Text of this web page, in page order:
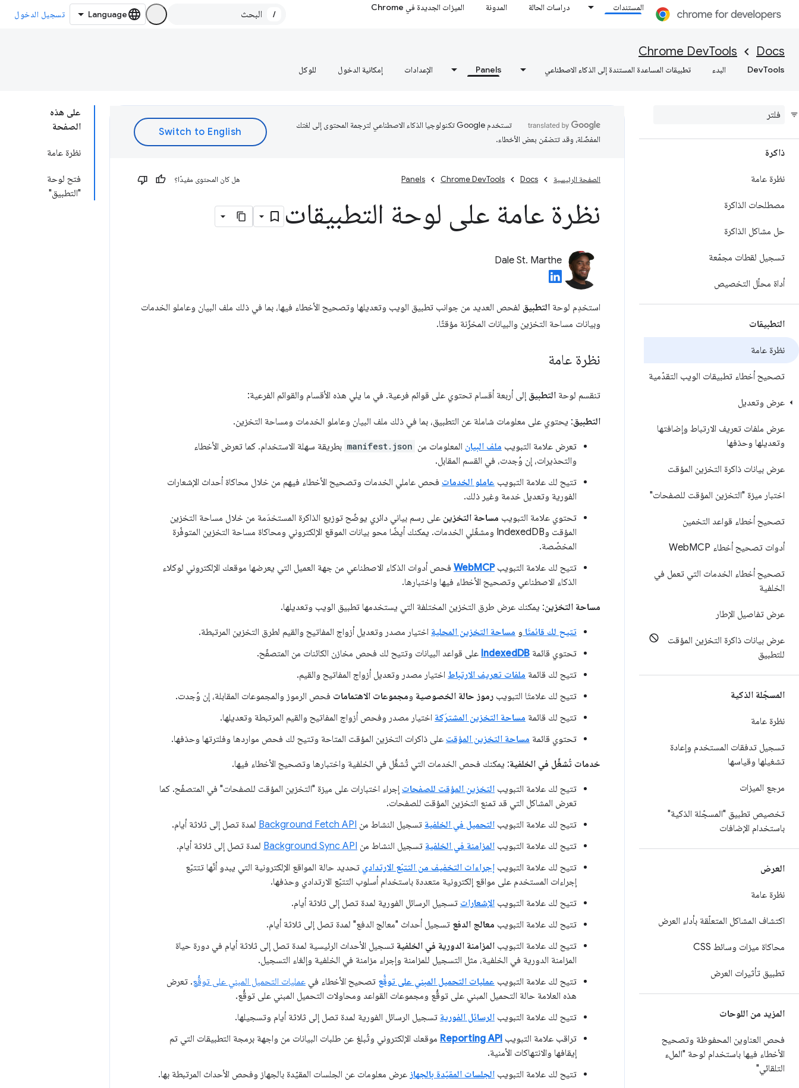
المستندات دراسات الحالة المدونة الميزات الجديدة في Chrome
/ تسجيل الدخول
Docs
Chrome DevTools
DevTools البدء تطبيقات المساعدة المستندة إلى الذكاء الاصطناعي Panels الإعدادات إمكانية الدخول للوكل
الحصول على إحصاءات قابلة للاستخدام
حول أداء موقعك الإلكتروني
حفظ بيانات تتبُّع الأداء
تحسين سرعة الويب
ذاكرة
نظرة عامة
مصطلحات الذاكرة
حل مشاكل الذاكرة
تسجيل لقطات مجمّعة
أداة محلّل التخصيص
التطبيقات
نظرة عامة
تصحيح أخطاء تطبيقات الويب التقدّمية
عرض وتعديل
عرض ملفات تعريف الارتباط وإضافتها
وتعديلها وحذفها
عرض بيانات ذاكرة التخزين المؤقت
اختبار ميزة "التخزين المؤقت للصفحات"
تصحيح أخطاء قواعد التخمين
أدوات تصحيح أخطاء Web MCP
تصحيح أخطاء الخدمات التي تعمل في
الخلفية
عرض تفاصيل الإطار
عرض بيانات ذاكرة التخزين المؤقت
للتطبيق
المسجّلة الذكية
نظرة عامة
تسجيل تدفقات المستخدم وإعادة
تشغيلها وقياسها
مرجع الميزات
تخصيص تطبيق "المسجّلة الذكية"
باستخدام الإضافات
العرض
نظرة عامة
اكتشاف المشاكل المتعلّقة بأداء العرض
محاكاة ميزات وسائط CSS
تطبيق تأثيرات العرض
المزيد من اللوحات
فحص العناوين المحفوظة وتصحيح
الأخطاء فيها باستخدام لوحة "الملء
التلقائي"
على هذه
الصفحة
نظرة عامة
فتح لوحة
"التطبيق"
تستخدم Google تكنولوجيا الذكاء الاصطناعي لترجمة المحتوى إلى لغتك
المفضّلة، وقد تتضمّن بعض الأخطاء.
الصفحة الرئيسية Docs
Chrome DevTools
Panels هل كان المحتوى مفيدًا؟
نظرة عامة على لوحة التطبيقات
Dale St. Marthe
استخدِم لوحة التطبيق لفحص العديد من جوانب تطبيق الويب وتعديلها وتصحيح الأخطاء فيها، بما في ذلك ملف البيان وعاملو الخدمات
وبيانات مساحة التخزين والبيانات المخزّنة مؤقتًا.
نظرة عامة
تنقسم لوحة التطبيق إلى أربعة أقسام تحتوي على قوائم فرعية. في ما يلي هذه الأقسام والقوائم الفرعية:
التطبيق: يحتوي على معلومات شاملة عن التطبيق، بما في ذلك ملف البيان وعاملو الخدمات ومساحة التخزين.
تعرض علامة التبويب ملف البيان المعلومات من manifest.json بطريقة سهلة الاستخدام. كما تعرض الأخطاء
والتحذيرات، إن وُجدت، في القسم المقابل.
تتيح لك علامة التبويب عاملو الخدمات فحص عاملي الخدمات وتصحيح الأخطاء فيهم من خلال محاكاة أحداث الإشعارات
الفورية وتعديل خدمة وغير ذلك.
تحتوي علامة التبويب مساحة التخزين على رسم بياني دائري يوضّح توزيع الذاكرة المستخدَمة من خلال مساحة التخزين
المؤقت وIndexedDB ومشغّلي الخدمات. يمكنك أيضًا محو بيانات الموقع الإلكتروني ومحاكاة مساحة التخزين المتوفّرة
المخصّصة.
تتيح لك علامة التبويبWebMCP فحص أدوات الذكاء الاصطناعي من جهة العميل التي يعرضها موقعك الإلكتروني لوكلاء
الذكاء الاصطناعي وتصحيح الأخطاء فيها واختبارها.
مساحة التخزين: يمكنك عرض طرق التخزين المختلفة التي يستخدمها تطبيق الويب وتعديلها.
تتيح لك قائمتَا و مساحة التخزين المحلية اختيار مصدر وتعديل أزواج المفاتيح والقيم لطرق التخزين المرتبطة.
تحتوي قائمة IndexedDB على قواعد البيانات وتتيح لك فحص مخازن الكائنات من المتصفّح.
تتيح لك قائمة ملفات تعريف الارتباط اختيار مصدر وتعديل أزواج المفاتيح والقيم.
تتيح لك علامتَا التبويب رموز حالة الخصوصية ومجموعات الاهتمامات فحص الرموز والمجموعات المقابلة، إن وُجدت.
تتيح لك قائمة مساحة التخزين المشترَكة اختيار مصدر وفحص أزواج المفاتيح والقيم المرتبطة وتعديلها.
تحتوي قائمة مساحة التخزين المؤقت على ذاكرات التخزين المؤقت المتاحة وتتيح لك فحص مواردها وفلترتها وحذفها.
خدمات تُشغَّل في الخلفية: يمكنك فحص الخدمات التي تُشغَّل في الخلفية واختبارها وتصحيح الأخطاء فيها.
تتيح لك علامة التبويب التخزين المؤقت للصفحات إجراء اختبارات على ميزة "التخزين المؤقت للصفحات" في المتصفّح. كما
تعرض المشاكل التي قد تمنع التخزين المؤقت للصفحات.
تتيح لك علامة التبويب التحميل في الخلفية تسجيل النشاط من Background Fetch API لمدة تصل إلى ثلاثة أيام.
تتيح لك علامة التبويب المزامنة في الخلفية تسجيل النشاط من Background Sync API لمدة تصل إلى ثلاثة أيام.
تتيح لك علامة التبويب إجراءات التخفيف من التتبّع الارتدادي تحديد حالة المواقع الإلكترونية التي يبدو أنّها تتتبّع
إجراءات المستخدم على مواقع إلكترونية متعددة باستخدام أسلوب التتبّع الارتدادي وحذفها.
تتيح لك علامة التبويب الإشعارات تسجيل الرسائل الفورية لمدة تصل إلى ثلاثة أيام.
تتيح لك علامة التبويب معالج الدفع تسجيل أحداث "معالج الدفع" لمدة تصل إلى ثلاثة أيام.
تتيح لك علامة التبويب المزامنة الدورية في الخلفية تسجيل الأحداث الرئيسية لمدة تصل إلى ثلاثة أيام في دورة حياة
المزامنة الدورية في الخلفية، مثل التسجيل للمزامنة وإجراء مزامنة في الخلفية وإلغاء التسجيل.
تتيح لك علامة التبويب عمليات التحميل المبني على توقُّع تصحيح الأخطاء في عمليات التحميل المبني على توقُّع. تعرض
هذه العلامة حالة التحميل المبني على توقُّع ومجموعات القواعد ومحاولات التحميل المبني على توقُّع.
تتيح لك علامة التبويب الرسائل الفورية تسجيل الرسائل الفورية لمدة تصل إلى ثلاثة أيام وتسجيلها.
تراقب علامة التبويب Reporting API موقعك الإلكتروني وتُبلغ عن طلبات البيانات من واجهة برمجة التطبيقات التي تم
إيقافها والانتهاكات الأمنية.
تتيح لك علامة التبويب الجلسات المقيّدة بالجهاز عرض معلومات عن الجلسات المقيّدة بالجهاز وفحص الأحداث المرتبطة بها.